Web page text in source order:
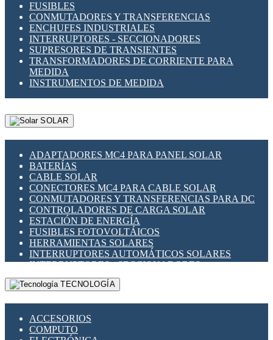
FUSIBLES
CONMUTADORES Y TRANSFERENCIAS
ENCHUFES INDUSTRIALES
INTERRUPTORES - SECCIONADORES
SUPRESORES DE TRANSIENTES
TRANSFORMADORES DE CORRIENTE PARA
MEDIDA
INSTRUMENTOS DE MEDIDA
SOLAR
ADAPTADORES MC4 PARA PANEL SOLAR
BATERÍAS
CABLE SOLAR
CONECTORES MC4 PARA CABLE SOLAR
CONMUTADORES Y TRANSFERENCIAS PARA DC
CONTROLADORES DE CARGA SOLAR
ESTACIÓN DE ENERGÍA
FUSIBLES FOTOVOLTÁICOS
HERRAMIENTAS SOLARES
INTERRUPTORES AUTOMÁTICOS SOLARES
INTERRUPTORES - SECCIONADORES
FOTOVOLTÁICOS
MONTAJE PANEL SOLAR
SUPRESOR DE TRANSIENTES SPDS PARA
APLICACIONES FOTOVOLTAICAS
TECNOLOGÍA
ACCESORIOS
COMPUTO